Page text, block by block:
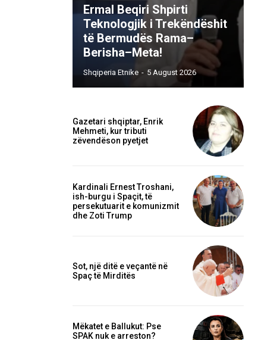
Ermal Beqiri Shpirti
Teknologjik i Trekëndëshit
të Bermudës Rama–
Berisha–Meta!
Shqiperia Etnike - 5 August 2026
Gazetari shqiptar, Enrik
Mehmeti, kur tributi
zëvendëson pyetjet
Kardinali Ernest Troshani,
ish-burgu i Spaçit, të
persekutuarit e komunizmit
dhe Zoti Trump
Sot, një ditë e veçantë në
Spaç të Mirditës
Mëkatet e Ballukut: Pse
SPAK nuk e arreston?